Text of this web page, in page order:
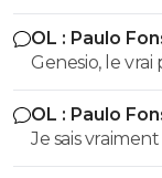
moriera a
pouvait le
.. car juste
de c3
OL : Paulo
Genesio, le
prend il parle
un grand
discours et de
OL : Paulo
Je sais
tu met